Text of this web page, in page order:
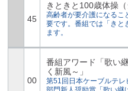
45
きときと100歳体操
高齢者が要介護になるこ
要です。番組では「きと
ます。
00
番組アワード「歌い
く新風～」
第51回日本ケーブルテ